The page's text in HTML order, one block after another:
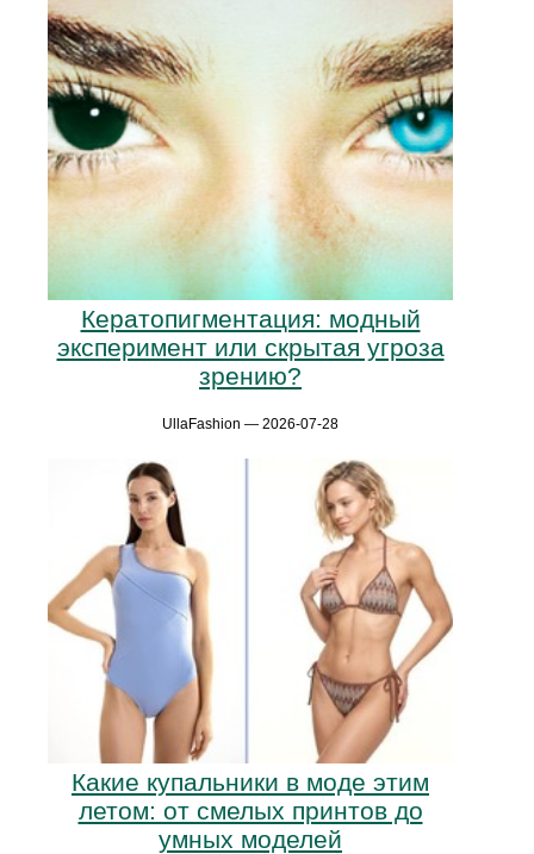
Кератопигментация: модный
эксперимент или скрытая угроза
зрению?
UllaFashion — 2026-07-28
Какие купальники в моде этим
летом: от смелых принтов до
умных моделей